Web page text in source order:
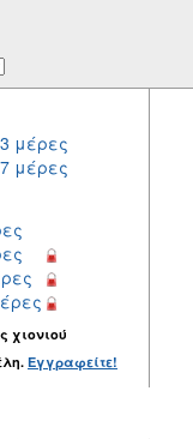
3 μέρες
7 μέρες
χιονιού
Εγγραφείτε!